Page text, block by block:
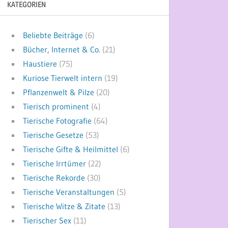
KATEGORIEN
Beliebte Beiträge (6)
Bücher, Internet & Co. (21)
Haustiere (75)
Kuriose Tierwelt intern (19)
Pflanzenwelt & Pilze (20)
Tierisch prominent (4)
Tierische Fotografie (64)
Tierische Gesetze (53)
Tierische Gifte & Heilmittel (6)
Tierische Irrtümer (22)
Tierische Rekorde (30)
Tierische Veranstaltungen (5)
Tierische Witze & Zitate (13)
Tierischer Sex (11)